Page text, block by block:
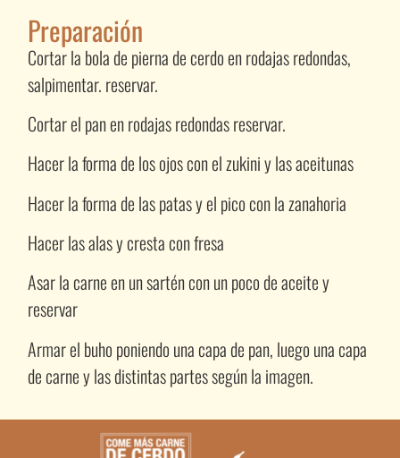
Preparación
Cortar la bola de pierna de cerdo en rodajas redondas,
salpimentar. reservar.
Cortar el pan en rodajas redondas reservar.
Hacer la forma de los ojos con el zukini y las aceitunas
Hacer la forma de las patas y el pico con la zanahoria
Hacer las alas y cresta con fresa
Asar la carne en un sartén con un poco de aceite y
reservar
Armar el buho poniendo una capa de pan, luego una capa
de carne y las distintas partes según la imagen.